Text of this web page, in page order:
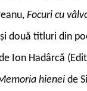
Focuri cu
două titluri din
Ion Hadârcă
hienei de